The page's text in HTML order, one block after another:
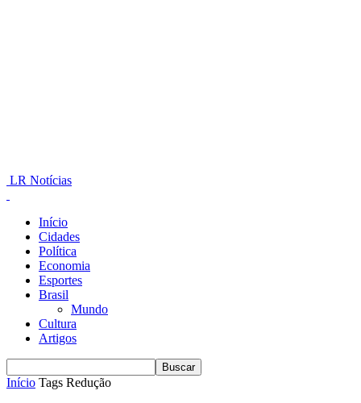
LR Notícias
Início
Cidades
Política
Economia
Esportes
Brasil
Mundo
Cultura
Artigos
Início Tags Redução